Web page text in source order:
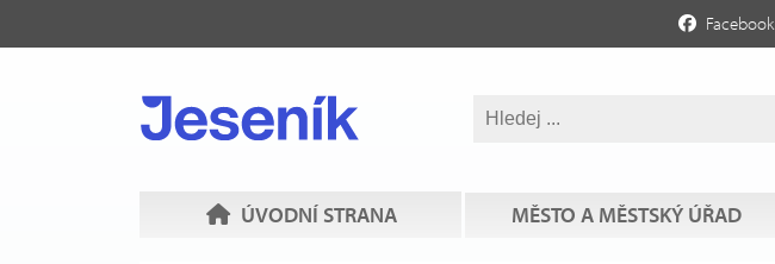
Facebook
ÚVODNÍ STRANA MĚSTO A MĚSTSKÝ ÚŘAD